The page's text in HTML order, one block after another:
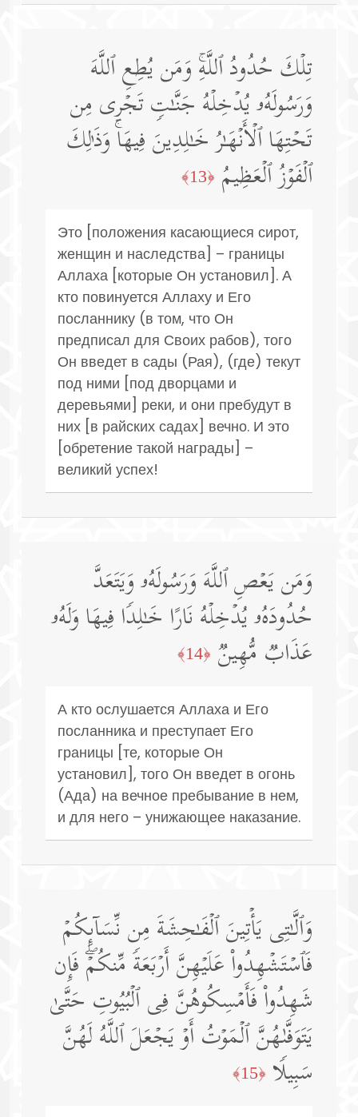
تِلۡكَ حُدُودُ ٱللَّهِۚ وَمَن یُطِعِ ٱللَّهَ
وَرَسُولَهُۥ یُدۡخِلۡهُ جَنَّـٰتࣲ تَجۡرِی مِن
تَحۡتِهَا ٱلۡأَنۡهَـٰرُ خَـٰلِدِینَ فِیهَاۚ وَذَ ٰ⁠لِكَ
ٱلۡفَوۡزُ ٱلۡعَظِیمُ ﴿13﴾
Это [положения касающиеся сирот,
женщин и наследства] – границы
Аллаха [которые Он установил]. А
кто повинуется Аллаху и Его
посланнику (в том, что Он
предписал для Своих рабов), того
Он введет в сады (Рая), (где) текут
под ними [под дворцами и
деревьями] реки, и они пребудут в
них [в райских садах] вечно. И это
[обретение такой награды] –
великий успех!
وَمَن یَعۡصِ ٱللَّهَ وَرَسُولَهُۥ وَیَتَعَدَّ
حُدُودَهُۥ یُدۡخِلۡهُ نَارًا خَـٰلِدࣰا فِیهَا وَلَهُۥ
عَذَابࣱ مُّهِینࣱ ﴿14﴾
А кто ослушается Аллаха и Его
посланника и преступает Его
границы [те, которые Он
установил], того Он введет в огонь
(Ада) на вечное пребывание в нем,
и для него – унижающее наказание.
وَٱلَّـٰتِی یَأۡتِینَ ٱلۡفَـٰحِشَةَ مِن نِّسَاۤىِٕكُمۡ
فَٱسۡتَشۡهِدُوا۟ عَلَیۡهِنَّ أَرۡبَعَةࣰ مِّنكُمۡۖ فَإِن
شَهِدُوا۟ فَأَمۡسِكُوهُنَّ فِی ٱلۡبُیُوتِ حَتَّىٰ
یَتَوَفَّىٰهُنَّ ٱلۡمَوۡتُ أَوۡ یَجۡعَلَ ٱللَّهُ لَهُنَّ
سَبِیلࣰا ﴿15﴾